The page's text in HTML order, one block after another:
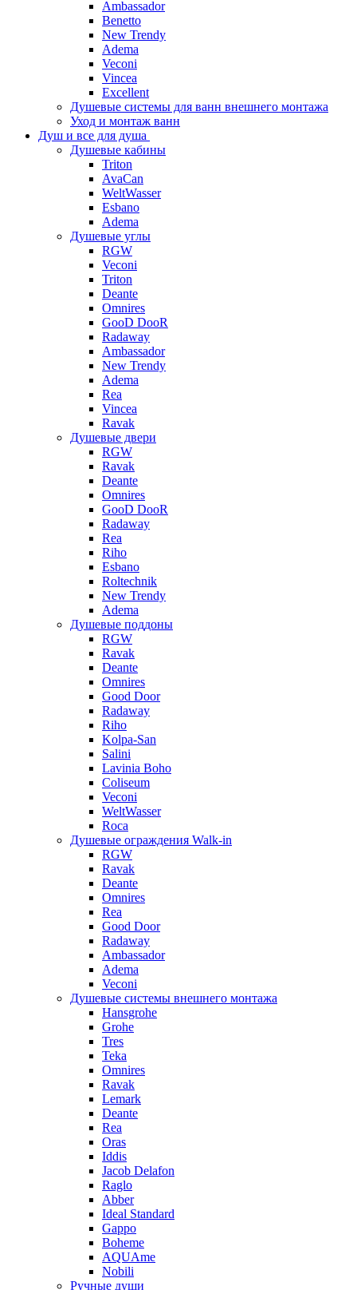
Ambassador
Benetto
New Trendy
Adema
Veconi
Vincea
Excellent
Душевые системы для ванн внешнего монтажа
Уход и монтаж ванн
Душ и все для душа
Душевые кабины
Triton
AvaCan
WeltWasser
Esbano
Adema
Душевые углы
RGW
Veconi
Triton
Deante
Omnires
GooD DooR
Radaway
Ambassador
New Trendy
Adema
Rea
Vincea
Ravak
Душевые двери
RGW
Ravak
Deante
Omnires
GooD DooR
Radaway
Rea
Riho
Esbano
Roltechnik
New Trendy
Adema
Душевые поддоны
RGW
Ravak
Deante
Omnires
Good Door
Radaway
Riho
Kolpa-San
Salini
Lavinia Boho
Coliseum
Veconi
WeltWasser
Roca
Душевые ограждения Walk-in
RGW
Ravak
Deante
Omnires
Rea
Good Door
Radaway
Ambassador
Adema
Veconi
Душевые системы внешнего монтажа
Hansgrohe
Grohe
Tres
Teka
Omnires
Ravak
Lemark
Deante
Rea
Oras
Iddis
Jacob Delafon
Raglo
Abber
Ideal Standard
Gappo
Boheme
AQUAme
Nobili
Ручные души